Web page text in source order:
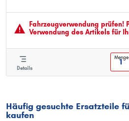
Garantie:
Fahrzeugver­wendung prüfen!
Verwendung des Artikels für
Details
Menge
Häufig gesuchte Ersatzteile
kaufen